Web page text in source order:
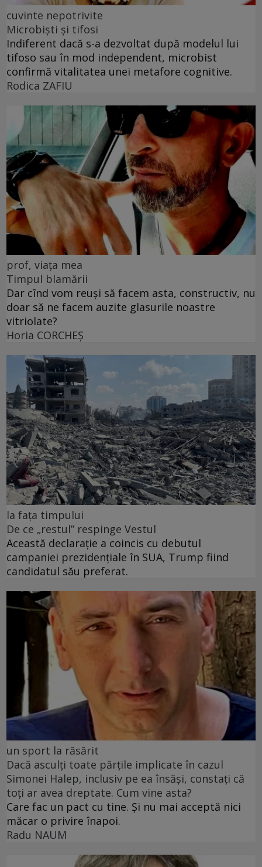
cuvinte nepotrivite
Microbiști și tifosi
Indiferent dacă s-a dezvoltat după modelul lui
tifoso sau în mod independent, microbist
confirmă vitalitatea unei metafore cognitive.
Rodica ZAFIU
prof, viața mea
Timpul blamării
Dar cînd vom reuși să facem asta, constructiv, nu
doar să ne facem auzite glasurile noastre
vitriolate?
Horia CORCHEŞ
la fața timpului
De ce „restul” respinge Vestul
Această declarație a coincis cu debutul
campaniei prezidențiale în SUA, Trump fiind
candidatul său preferat.
un sport la răsărit
Dacă asculți toate părțile implicate în cazul
Simonei Halep, inclusiv pe ea însăși, constați că
toți ar avea dreptate. Cum vine asta?
Care fac un pact cu tine. Și nu mai acceptă nici
măcar o privire înapoi.
Radu NAUM